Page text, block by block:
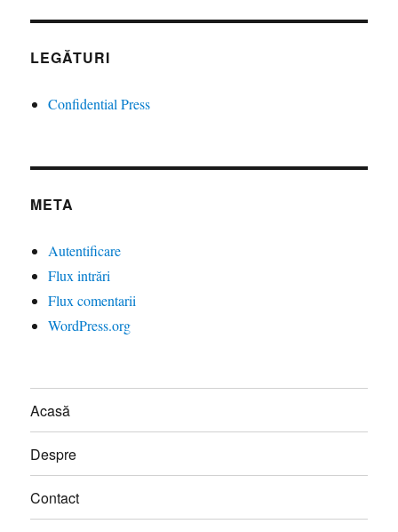
LEGĂTURI
Confidential Press
META
Autentificare
Flux intrări
Flux comentarii
WordPress.org
Acasă
Despre
Contact